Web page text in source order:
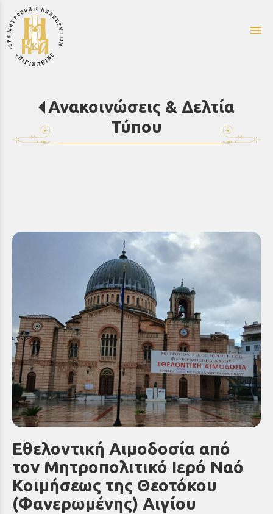
menu
Ανακοινώσεις & Δελτία
Τύπου
Εθελοντική Αιμοδοσία από
τον Μητροπολιτικό Ιερό Ναό
Κοιμήσεως της Θεοτόκου
(Φανερωμένης) Αιγίου